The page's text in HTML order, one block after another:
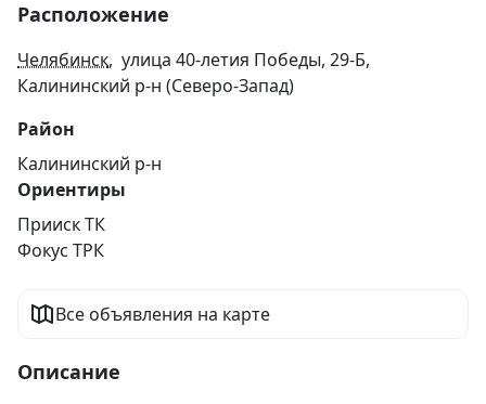
Расположение
Челябинск, улица 40-летия Победы, 29-Б,
Калининский р-н (Северо-Запад)
Район
Калининский р-н
Ориентиры
Прииск ТК
Фокус ТРК
Все объявления на карте
Описание